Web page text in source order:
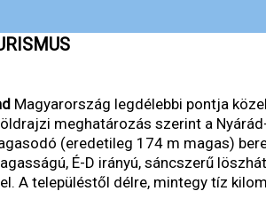
Magyarország legdélebbi pontja
meghatározás szerint a
(eredetileg 174 m magas)
É-D irányú, sáncszerű
A településtől délre, mintegy tíz